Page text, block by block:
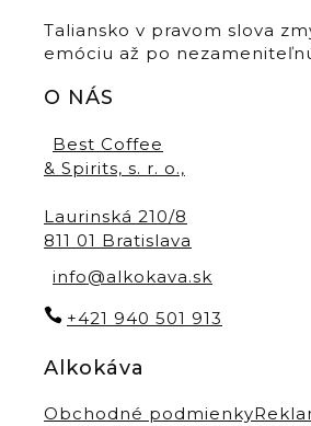
Taliansko v pravom slova
emóciu až po
O NÁS
Best Coffee
& Spirits, s. r. o.,
Laurinská 210/8
811 01 Bratislava
info@alkokava.sk
+421 940 501 913
Alkokáva
Obchodné podmienky